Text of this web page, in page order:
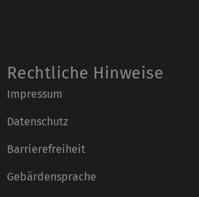
Rechtliche Hinweise
Impressum
Datenschutz
Barrierefreiheit
Gebärdensprache